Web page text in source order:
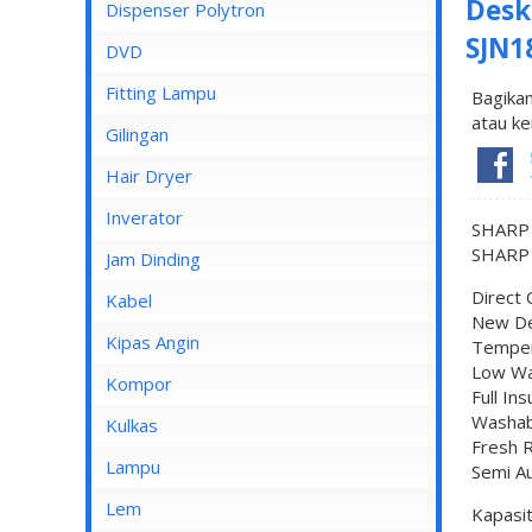
atau
Direct
New
Low
Full
Fresh
Semi
Dispenser Cosmos
Dispenser Miyako
Dispenser Sanken
Dispenser Polytron
DVD
Fitting Lampu
Gilingan
Hair Dryer
Inverator
Jam Dinding
Kabel
Inbow/Outbow T Dus
Kabel Aksesoris
Kabel Antena
Kabel BC
Kipas Angin
Kipas Angin Berdiri
Kipas Angin Dinding
Kipas Angin Duduk
Kipas Angin Gantung
Kompor
Kompor Rinnai
Kulkas
LG
POLYTRON
Lampu
Fitting Lampu
Lem